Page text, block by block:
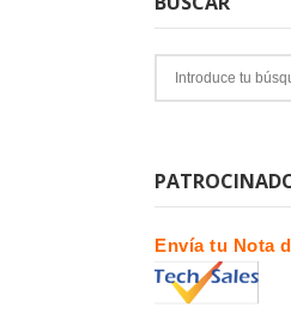
Envía tu Nota